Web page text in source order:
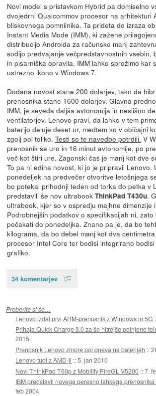
Novi model s pristavkom Hybrid pa domiselno
dvojedrni Qualcommov procesor na arhitekturi
bliskovnega pomnilnika. Ta prideta do izraza
Instant Media Mode (IMM), ki zažene
distribucijo Androida za računsko manj
sodijo predvajanje večpredstavnostnih vsebin,
in pisarniška opravila. IMM lahko sprožimo kar
ustrezno ikono v Windows 7.
Dodana novost stane 200 dolarjev, tako da
prenosnika stane 1600 dolarjev. Glavna
IMM, je seveda daljša avtonomija in neslišno
ventilatorjev. Lenovo pravi, da lahko v tem
baterijo deluje deset ur, medtem ko v običajni
zgolj pol toliko. Testi so te navedbe potrdili. V
prenosnik še uro in 16 minut avtonomije, po
več kot štiri ure. Zagonski čas je manj kot dve
To pa ni edina novost, ki jo je pripravil Lenovo.
ponedeljek na predvečer otvoritve letošnjega
bo potekal prihodnji teden od torka do petka v
predstavili še nov ultrabook ThinkPad T430u.
ultrabook, kjer so v ospredju majhne dimenzije
Podrobnejših podatkov o specifikacijah ni,
počakati do ponedeljka. Znano pa je, da bo
kilograma, da bo debel manj kot dva
procesor Intel Core ter bodisi integrirano
grafiko.
34 komentarjev
Preberite si še…
Lenovo izdal prvi ARM-prenosnik z Windows in 5G
Prihaja Quick Charge 3.0 za še hitrejše polnjene
2015
Prenosnik Lenovo zmore pol dneva na baterijah ::
Lenovo tudi z AMD-ji ::5. jan 2010
Novi ThinkPad T60p z Mobility FireGL V5200 ::7.
IBM predstavil novega peresno lahkega
feb 2004